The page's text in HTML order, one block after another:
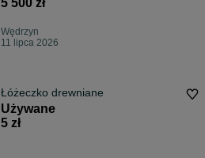
5 500 zł
Wędrzyn
11 lipca 2026
Łóżeczko drewniane
Używane
5 zł